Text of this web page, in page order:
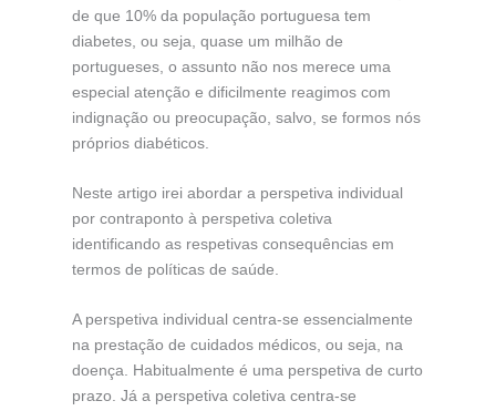
de que 10% da população portuguesa tem
diabetes, ou seja, quase um milhão de
portugueses, o assunto não nos merece uma
especial atenção e dificilmente reagimos com
indignação ou preocupação, salvo, se formos nós
próprios diabéticos.
Neste artigo irei abordar a perspetiva individual
por contraponto à perspetiva coletiva
identificando as respetivas consequências em
termos de políticas de saúde.
A perspetiva individual centra-se essencialmente
na prestação de cuidados médicos, ou seja, na
doença. Habitualmente é uma perspetiva de curto
prazo. Já a perspetiva coletiva centra-se